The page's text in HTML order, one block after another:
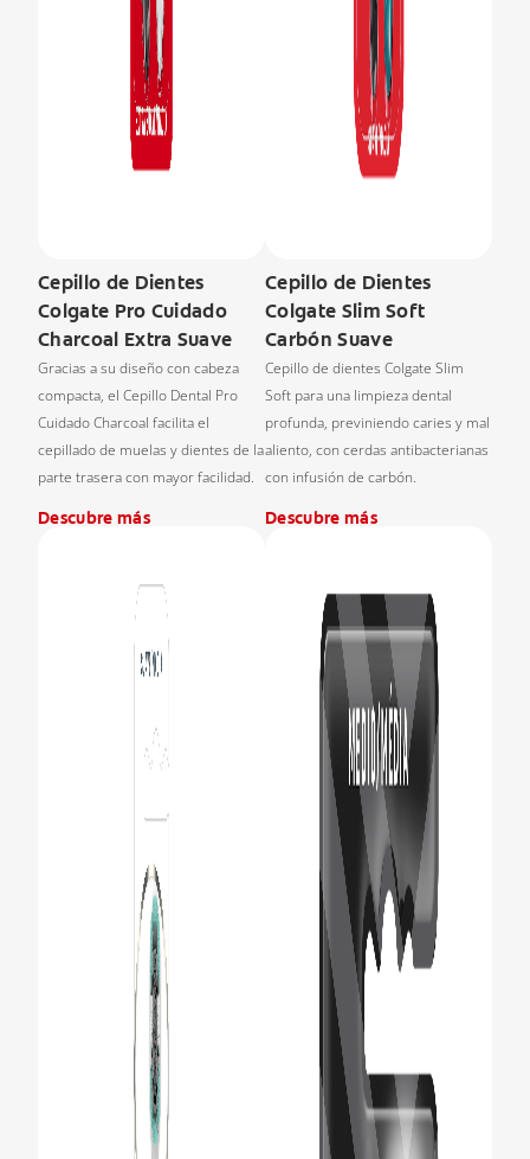
Cepillo de Dientes
Colgate Pro Cuidado
Charcoal Extra Suave
Gracias a su diseño con cabeza
compacta, el Cepillo Dental Pro
Cuidado Charcoal facilita el
cepillado de muelas y dientes de la
parte trasera con mayor facilidad.
Descubre más
Cepillo de Dientes
Colgate Slim Soft
Carbón Suave
Cepillo de dientes Colgate Slim
Soft para una limpieza dental
profunda, previniendo caries y mal
aliento, con cerdas antibacterianas
con infusión de carbón.
Descubre más